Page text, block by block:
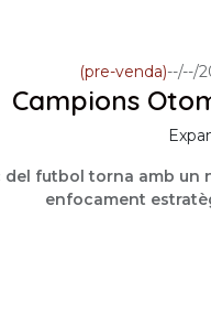
(pre-venda)--/--/
Campions
del futbol torna amb un
enfocament